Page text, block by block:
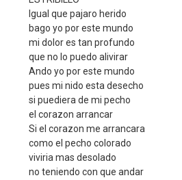
Igual que pajaro herido
bago yo por este mundo
mi dolor es tan profundo
que no lo puedo alivirar
Ando yo por este mundo
pues mi nido esta desecho
si puediera de mi pecho
el corazon arrancar
Si el corazon me arrancara
como el pecho colorado
viviria mas desolado
no teniendo con que andar